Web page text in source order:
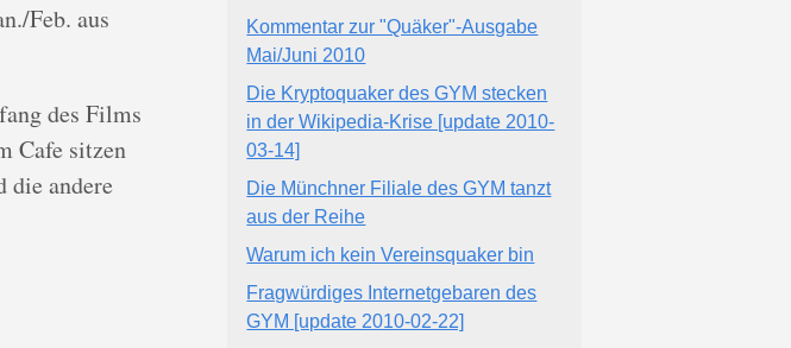
Feb. aus
des Films
Cafe sitzen
die andere
Kommentar zur "Quäker"-Ausgabe
Mai/Juni 2010
Die Kryptoquaker des GYM stecken
in der Wikipedia-Krise [update 2010-
03-14]
Die Münchner Filiale des GYM tanzt
aus der Reihe
Warum ich kein Vereinsquaker bin
Fragwürdiges Internetgebaren des
GYM [update 2010-02-22]